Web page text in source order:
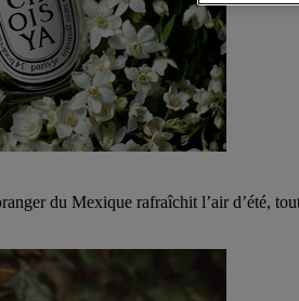
du Mexique rafraîchit l’air d’été,